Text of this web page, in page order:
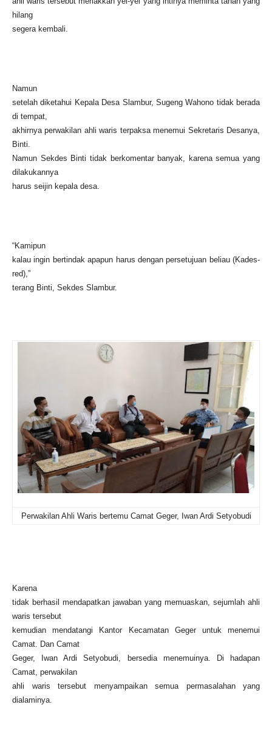
hilang
segera kembali.
Namun
setelah diketahui Kepala Desa Slambur, Sugeng Wahono tidak berada
di tempat,
akhirnya perwakilan ahli waris terpaksa menemui Sekretaris Desanya,
Binti.
Namun Sekdes Binti tidak berkomentar banyak, karena semua yang
dilakukannya
harus seijin kepala desa.
“Kamipun
kalau ingin bertindak apapun harus dengan persetujuan beliau (Kades-
red),”
terang Binti, Sekdes Slambur.
Perwakilan Ahli Waris bertemu Camat Geger, Iwan Ardi Setyobudi
Karena
tidak berhasil mendapatkan jawaban yang memuaskan, sejumlah ahli
waris tersebut
kemudian mendatangi Kantor Kecamatan Geger untuk menemui
Camat. Dan Camat
Geger, Iwan Ardi Setyobudi, bersedia menemuinya. Di hadapan
Camat, perwakilan
ahli waris tersebut menyampaikan semua permasalahan yang
dialaminya.